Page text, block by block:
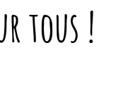
tous !